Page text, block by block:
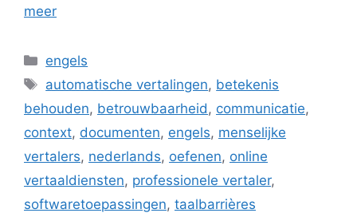
meer
Categorieën
engels
Tags
automatische vertalingen, betekenis
behouden, betrouwbaarheid , communicatie,
context, documenten, engels, menselijke
vertalers, nederlands, oefenen, online
vertaaldiensten, professionele vertaler,
softwaretoepassingen, taalbarrières